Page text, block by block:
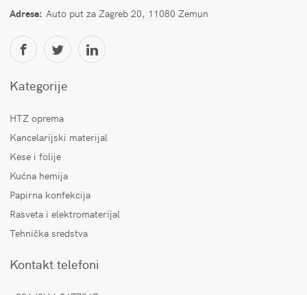
Adresa: Auto put za Zagreb 20, 11080 Zemun
Kategorije
HTZ oprema
Kancelarijski materijal
Kese i folije
Kućna hemija
Papirna konfekcija
Rasveta i elektromaterijal
Tehnička sredstva
Kontakt telefoni